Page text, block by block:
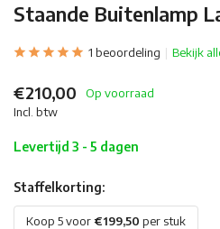
Staande Buitenlamp
1 beoordeling Bekijk
€210,00
Op voorraad
Incl. btw
Levertijd 3 - 5 dagen
Staffelkorting:
Koop 5 voor€199,50 per stuk